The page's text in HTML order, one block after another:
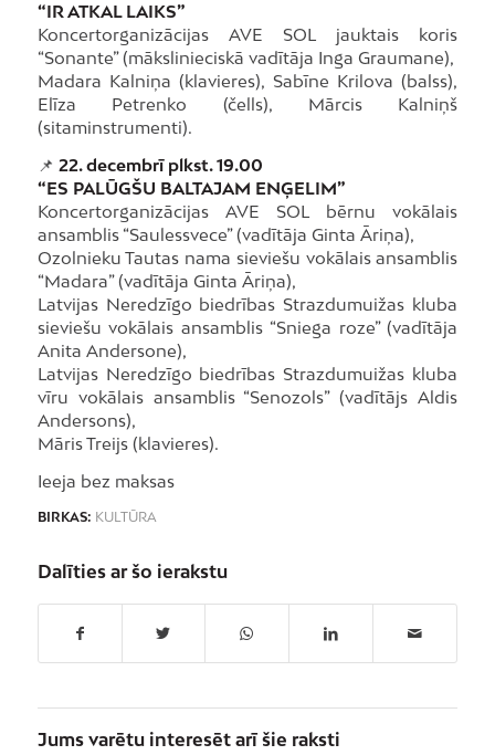
“IR ATKAL LAIKS”
Koncertorganizācijas AVE SOL jauktais koris
“Sonante” (mākslinieciskā vadītāja Inga Graumane),
Madara Kalniņa (klavieres), Sabīne Krilova (balss),
Elīza Petrenko (čells), Mārcis Kalniņš
(sitaminstrumenti).
📌 22. decembrī plkst. 19.00
“ES PALŪGŠU BALTAJAM ENĢELIM”
Koncertorganizācijas AVE SOL bērnu vokālais
ansamblis “Saulessvece” (vadītāja Ginta Āriņa),
Ozolnieku Tautas nama sieviešu vokālais ansamblis
“Madara” (vadītāja Ginta Āriņa),
Latvijas Neredzīgo biedrības Strazdumuižas kluba
sieviešu vokālais ansamblis “Sniega roze” (vadītāja
Anita Andersone),
Latvijas Neredzīgo biedrības Strazdumuižas kluba
vīru vokālais ansamblis “Senozols” (vadītājs Aldis
Andersons),
Māris Treijs (klavieres).
Ieeja bez maksas
BIRKAS: KULTŪRA
Dalīties ar šo ierakstu
Jums varētu interesēt arī šie raksti